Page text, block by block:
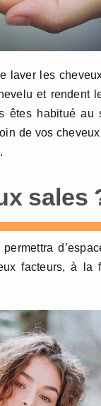
laver les
et rendent
êtes habitué au
de vos
sales
facteurs, à la